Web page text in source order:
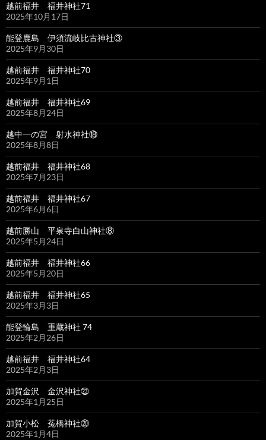
越前福井 福井神社71
2025年10月17日
能登鹿島 伊須流岐比古神社③
2025年9月30日
越前福井 福井神社70
2025年9月1日
越前福井 福井神社69
2025年8月24日
越中一の宮 射水神社⑱
2025年8月8日
越前福井 福井神社68
2025年7月23日
越前福井 福井神社67
2025年6月6日
越前勝山 平泉寺白山神社⑧
2025年5月24日
越前福井 福井神社66
2025年5月20日
越前福井 福井神社65
2025年3月3日
能登輪島 重蔵神社 74
2025年2月26日
越前福井 福井神社64
2025年2月3日
加賀金沢 金沢神社㉓
2025年1月25日
加賀小松 菟橋神社⑳
2025年1月4日